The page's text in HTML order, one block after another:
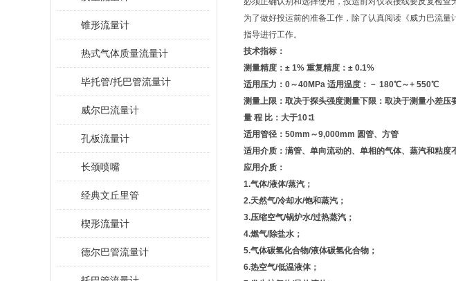
锥形流量计
热式气体质量流量计
毕托管/托巴管流量计
威尔巴流量计
孔板流量计
长颈喷嘴
经典文丘里管
楔形流量计
德尔巴管流量计
为了做好投运前的准备工作，除了认真阅读《威力巴流
指导进行工作。
技术指标：
测量精度：± 1% 重复精度：± 0.1%
适用压力：0～40MPa 适用温度：－ 180℃～+ 550℃
测量上限：取决于探头强度测量下限：取决于测量小差压
量 程 比：大于10∶1
适用管径：50mm～9,000mm 圆管、方管
适用介质：满管、单向流动的、单相的气体、蒸汽和粘
应用介质：
1.气体/液体/蒸汽；
2.天然气/冷却水/饱和蒸汽；
3.压缩空气/锅炉水/过热蒸汽；
4.燃气/除盐水；
5.气体碳氢化合物/液体碳氢化合物；
6.热空气/低温液体；